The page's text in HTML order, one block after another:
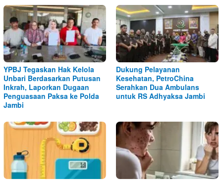
YPBJ Tegaskan Hak Kelola
Unbari Berdasarkan Putusan
Inkrah, Laporkan Dugaan
Penguasaan Paksa ke Polda
Jambi
Dukung Pelayanan
Kesehatan, PetroChina
Serahkan Dua Ambulans
untuk RS Adhyaksa Jambi